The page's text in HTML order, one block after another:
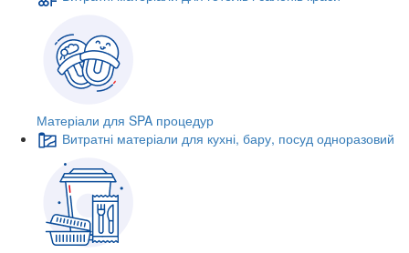
Матеріали для SPA процедур
Витратні матеріали для кухні, бару, посуд одноразовий